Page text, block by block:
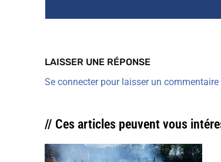
LAISSER UNE RÉPONSE
Se connecter pour laisser un commentaire
// Ces articles peuvent vous